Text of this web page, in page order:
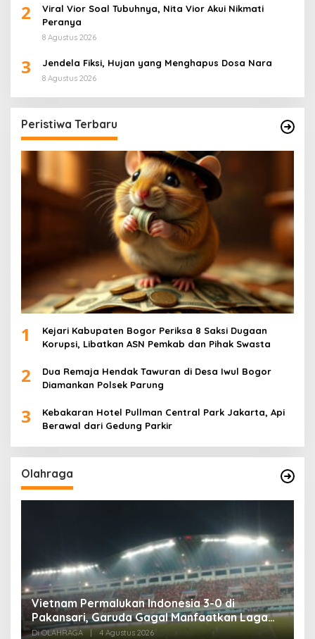
2
Viral Vior Soal Tubuhnya, Nita Vior Akui Nikmati
Peranya
8 Agustus 2026
3 Jendela Fiksi, Hujan yang Menghapus Dosa Nara
8 Agustus 2026
Peristiwa Terbaru
1
Kejari Kabupaten Bogor Periksa 8 Saksi Dugaan
Korupsi, Libatkan ASN Pemkab dan Pihak Swasta
2
Dua Remaja Hendak Tawuran di Desa Iwul Bogor
Diamankan Polsek Parung
3
Kebakaran Hotel Pullman Central Park Jakarta, Api
Berawal dari Gedung Parkir
Olahraga
Vietnam Permalukan Indonesia 3-0 di
Pakansari, Garuda Gagal Manfaatkan Laga
Kandang
Di OLAHRAGA | 4 Agustus 2026